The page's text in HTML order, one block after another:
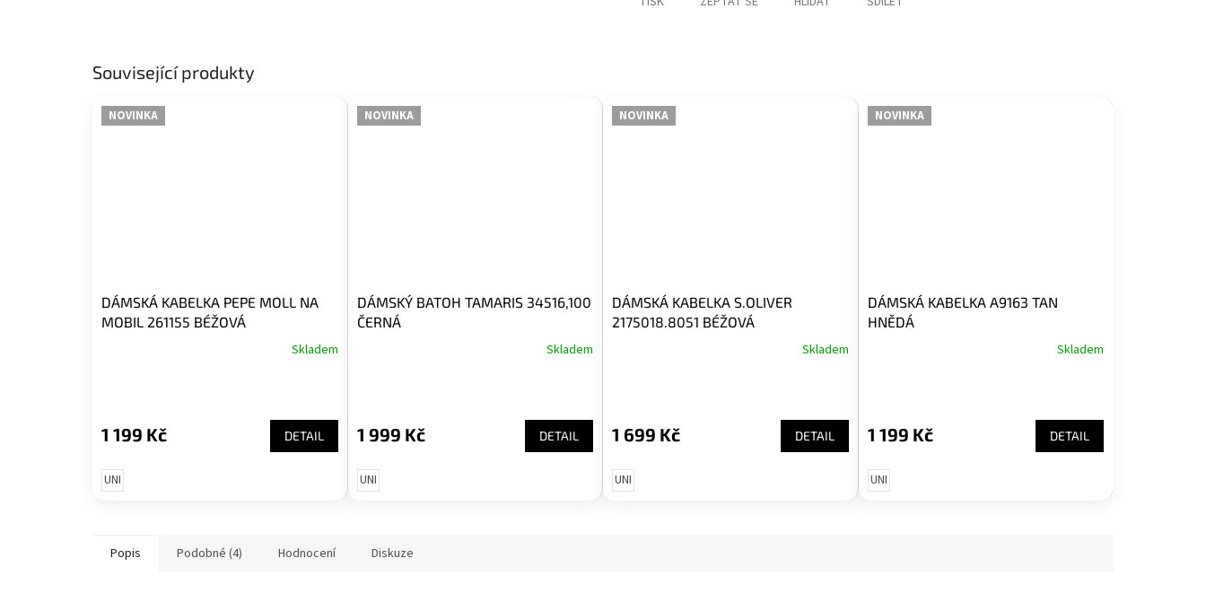
Související produkty
NOVINKA
DÁMSKÁ KABELKA PEPE MOLL NA
MOBIL 261155 BÉŽOVÁ
Skladem
1 199 Kč DETAIL
UNI
NOVINKA
DÁMSKÝ BATOH TAMARIS 34516,100
ČERNÁ
Skladem
1 999 Kč DETAIL
UNI
NOVINKA
DÁMSKÁ KABELKA S.OLIVER
2175018.8051 BÉŽOVÁ
Skladem
1 699 Kč DETAIL
UNI
NOVINKA
DÁMSKÁ KABELKA A9163 TAN
HNĚDÁ
Skladem
1 199 Kč DETAIL
UNI
Popis Podobné (4) Hodnocení Diskuze